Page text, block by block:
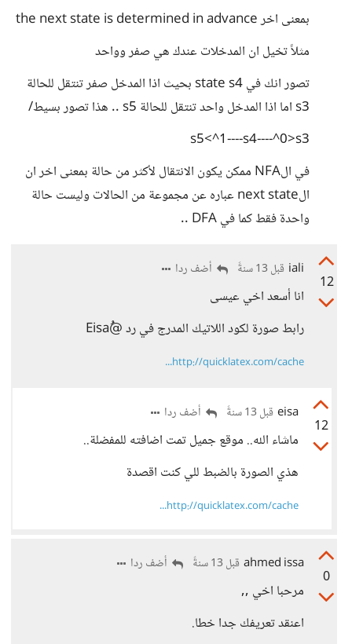
بمعنى اخر the next state is determined in advance
مثلاً تخيل ان المدخلات عندك هي صفر وواحد
تصور انك في state s4 بحيث اذا المدخل صفر تنتقل للحالة
s3 اما اذا المدخل واحد تنتقل للحالة s5 .. هذا تصور بسيط/
s5<^1----s4----^0>s3
في الNFA ممكن يكون الانتقال لأكثر من حالة بمعنى اخر ان
الnext state عباره عن مجموعة من الحالات وليست حالة
واحدة فقط كما في DFA ..
12
iali قبل 13 سنةً أضف ردا
انا أسعد اخي عيسى
رابط صورة لكود اللاتيك المدرج في رد @ُEisa
http://quicklatex.com/cache...
12
eisa قبل 13 سنةً أضف ردا
ماشاء الله.. موقع جميل تمت اضافته للمفضلة..
هذي الصورة بالضبط للي كنت اقصدة
http://quicklatex.com/cache...
0
ahmed issa قبل 13 سنةً أضف ردا
مرحبا اخي ,,
اعنقد تعريفك جدا خطا.